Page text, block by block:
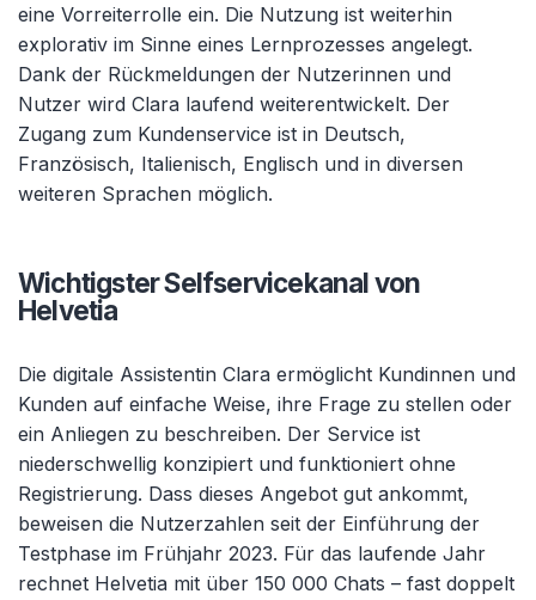
eine Vorreiterrolle ein. Die Nutzung ist weiterhin
explorativ im Sinne eines Lernprozesses angelegt.
Dank der Rückmeldungen der Nutzerinnen und
Nutzer wird Clara laufend weiterentwickelt. Der
Zugang zum Kundenservice ist in Deutsch,
Französisch, Italienisch, Englisch und in diversen
weiteren Sprachen möglich.
Wichtigster Selfservicekanal von
Helvetia
Die digitale Assistentin Clara ermöglicht Kundinnen und
Kunden auf einfache Weise, ihre Frage zu stellen oder
ein Anliegen zu beschreiben. Der Service ist
niederschwellig konzipiert und funktioniert ohne
Registrierung. Dass dieses Angebot gut ankommt,
beweisen die Nutzerzahlen seit der Einführung der
Testphase im Frühjahr 2023. Für das laufende Jahr
rechnet Helvetia mit über 150 000 Chats – fast doppelt